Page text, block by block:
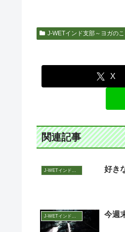
J-WETインド支部～ヨガの
X
関連記事
J-WETインド支部～ヨガのこころ～ 好き
今週